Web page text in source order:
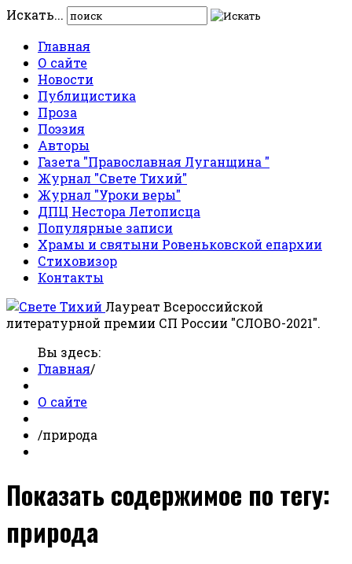
Искать...
Главная
О сайте
Новости
Публицистика
Проза
Поэзия
Авторы
Газета "Православная Луганщина "
Журнал "Свете Тихий"
Журнал "Уроки веры"
ДПЦ Нестора Летописца
Популярные записи
Храмы и святыни Ровеньковской епархии
Стиховизор
Контакты
Лауреат Всероссийской
литературной премии СП России "СЛОВО-2021".
Вы здесь:
Главная/
О сайте
/природа
Показать содержимое по тегу:
природа